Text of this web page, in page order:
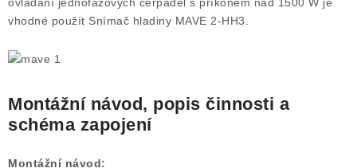
ovládání jednofázových čerpadel s příkonem nad 1500 W je
vhodné použít Snímač hladiny MAVE 2-HH3.
Montážní návod, popis činnosti a
schéma zapojení
Montážní návod: